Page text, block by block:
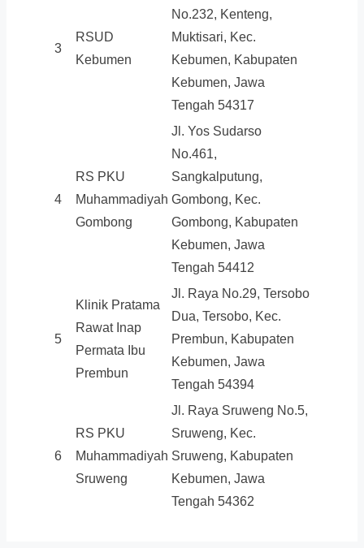
3
RSUD
Kebumen
No.232, Kenteng,
Muktisari, Kec.
Kebumen, Kabupaten
Kebumen, Jawa
Tengah 54317
4
RS PKU
Muhammadiyah
Gombong
Jl. Yos Sudarso
No.461,
Sangkalputung,
Gombong, Kec.
Gombong, Kabupaten
Kebumen, Jawa
Tengah 54412
5
Klinik Pratama
Rawat Inap
Permata Ibu
Prembun
Jl. Raya No.29, Tersobo
Dua, Tersobo, Kec.
Prembun, Kabupaten
Kebumen, Jawa
Tengah 54394
6
RS PKU
Muhammadiyah
Sruweng
Jl. Raya Sruweng No.5,
Sruweng, Kec.
Sruweng, Kabupaten
Kebumen, Jawa
Tengah 54362